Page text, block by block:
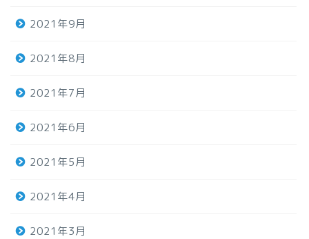
2021年9月
2021年8月
2021年7月
2021年6月
2021年5月
2021年4月
2021年3月